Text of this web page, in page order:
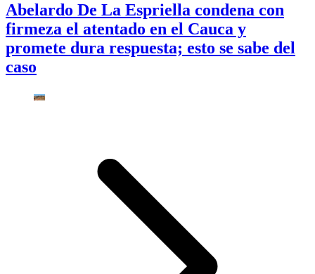
Abelardo De La Espriella condena con
firmeza el atentado en el Cauca y
promete dura respuesta; esto se sabe del
caso